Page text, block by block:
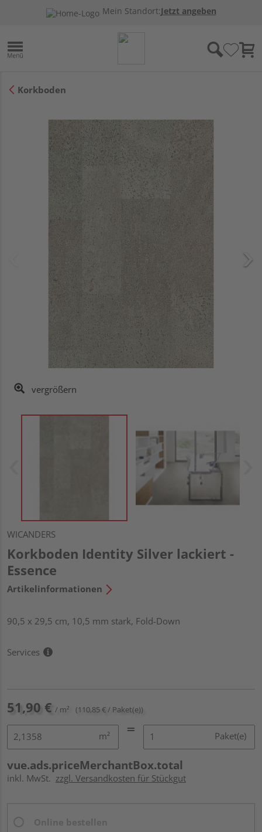
Mein Standort:Jetzt angeben
Korkboden
vergrößern
WICANDERS
Korkboden Identity Silver lackiert -
Essence
Artikelinformationen
90,5 x 29,5 cm, 10,5 mm stark, Fold-Down
Services
51,90 € / m² (110,85 € / Paket(e))
m² Paket(e)
vue.ads.priceMerchantBox.total
inkl. MwSt. zzgl. Versandkosten für Stückgut